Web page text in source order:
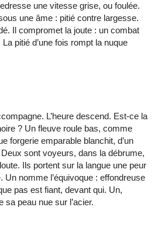
une vitesse grise, ou foulée.
une âme : pitié contre largesse.
Il compromet la joute : un combat
pitié d’une fois rompt la nuque
L’heure descend. Est-ce la
? Un fleuve roule bas, comme
forgerie emparable blanchit, d’un
Deux sont voyeurs, dans la débrume,
Ils portent sur la langue une peur
Un nomme l’équivoque : effondreuse
pas est fiant, devant qui. Un,
sa peau nue sur l’acier.